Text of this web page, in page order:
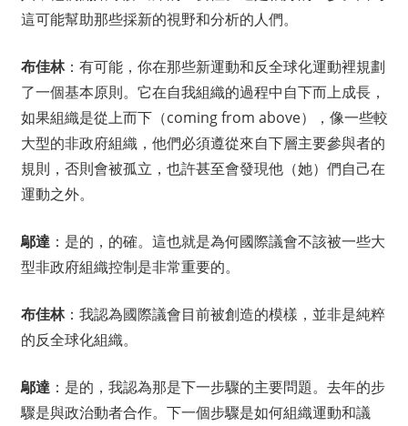
這可能幫助那些採新的視野和分析的人們。
布佳林：有可能，你在那些新運動和反全球化運動裡規劃
了一個基本原則。它在自我組織的過程中自下而上成長，
如果組織是從上而下（coming from above），像一些較
大型的非政府組織，他們必須遵從來自下層主要參與者的
規則，否則會被孤立，也許甚至會發現他（她）們自己在
運動之外。
鄔達：是的，的確。這也就是為何國際議會不該被一些大
型非政府組織控制是非常重要的。
布佳林：我認為國際議會目前被創造的模樣，並非是純粹
的反全球化組織。
鄔達：是的，我認為那是下一步驟的主要問題。去年的步
驟是與政治動者合作。下一個步驟是如何組織運動和議